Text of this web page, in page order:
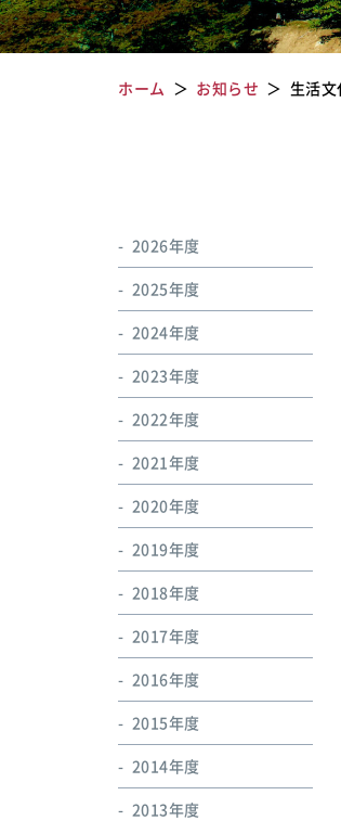
ホーム お知らせ 生活
2026年度
2025年度
2024年度
2023年度
2022年度
2021年度
2020年度
2019年度
2018年度
2017年度
2016年度
2015年度
2014年度
2013年度